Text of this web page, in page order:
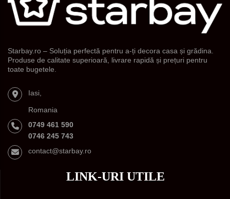
Starbay.ro – Soluția perfectă pentru a-ți decora casa și grădina.
Produse de calitate superioară, livrare rapidă și prețuri pentru
toate bugetele.
Iasi,
Romania
0749 461 590
0746 245 743
contact@starbay.ro
LINK-URI UTILE